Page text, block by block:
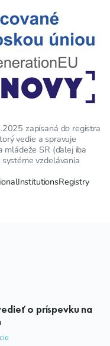
zapísaná do registra
vedie a spravuje
mládeže SR (ďalej iba
vzdelávania
o príspevku na